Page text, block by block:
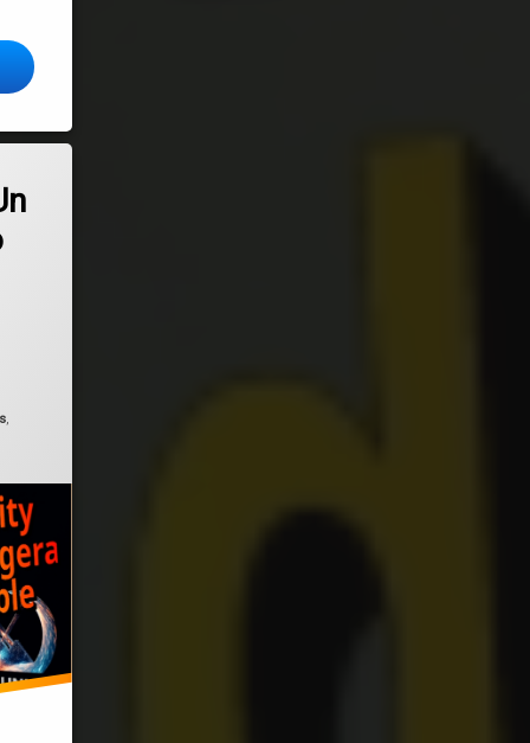
juegos y programas de Windows en Linux Mint, Ubuntu y Debian
¡Con instalador de Wine y Lutris!
,